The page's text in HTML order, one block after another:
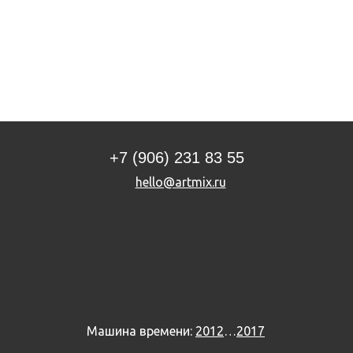
+7 (906) 231 83 55
Машина времени: 2012…2017
hello@artmix.ru